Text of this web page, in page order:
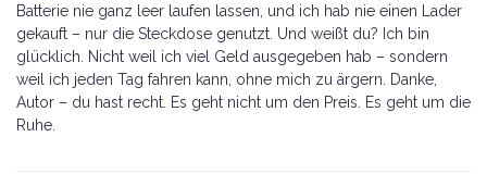
Batterie nie ganz leer laufen lassen, und ich hab nie einen Lader
gekauft – nur die Steckdose genutzt. Und weißt du? Ich bin
glücklich. Nicht weil ich viel Geld ausgegeben hab – sondern
weil ich jeden Tag fahren kann, ohne mich zu ärgern. Danke,
Autor – du hast recht. Es geht nicht um den Preis. Es geht um die
Ruhe.